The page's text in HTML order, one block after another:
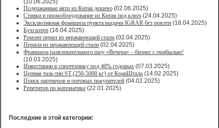
(10.06.2025)
Подержанные авто из Китая дешево (02.06.2025)
Станки и промоборудование из Китая под ключ (24.04.2025)
Эксклюзивная франшиза пункта выдачи IGRAR без роялти (18.04.2025)
Бухгалтер (16.04.2025)
Ремонт перил из нержавеющей стали (02.04.2025)
Перила из нержавеющей стали (02.04.2025)
Франшиза развлекательного шоу «Вечера» – бизнес с прибылью!
(10.03.2025)
Инвестиции в спецтехнику под 40% годовых (07.03.2025)
Цепная таль тип ST (250-5000 кг) от КранШталь (14.02.2025)
Поиск партнеров и оптовых покупателей (04.02.2025)
Репетитор по математике (22.01.2025)
Последние в этой категории: